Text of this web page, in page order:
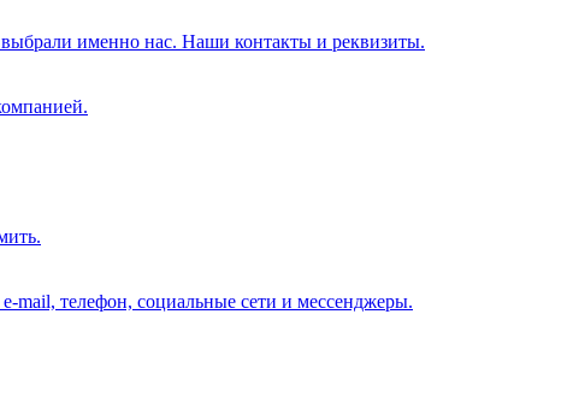
именно нас. Наши контакты и реквизиты.
mail, телефон, социальные сети и мессенджеры.